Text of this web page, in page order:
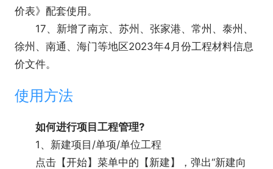
价表》配套使用。
17、新增了南京、苏州、张家港、常州、泰州、
徐州、南通、海门等地区2023年4月份工程材料信息
价文件。
使用方法
如何进行项目工程管理?
1、新建项目/单项/单位工程
点击【开始】菜单中的【新建】，弹出“新建向